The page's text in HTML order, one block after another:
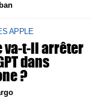
APPLE
va-t-il arrêter
dans
?